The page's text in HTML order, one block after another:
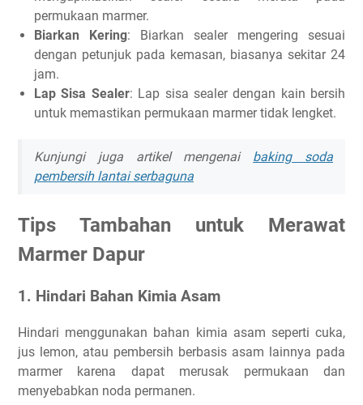
permukaan marmer.
Biarkan Kering: Biarkan sealer mengering sesuai
dengan petunjuk pada kemasan, biasanya sekitar 24
jam.
Lap Sisa Sealer: Lap sisa sealer dengan kain bersih
untuk memastikan permukaan marmer tidak lengket.
Kunjungi juga artikel mengenai baking soda
pembersih lantai serbaguna
Tips Tambahan untuk Merawat
Marmer Dapur
1. Hindari Bahan Kimia Asam
Hindari menggunakan bahan kimia asam seperti cuka,
jus lemon, atau pembersih berbasis asam lainnya pada
marmer karena dapat merusak permukaan dan
menyebabkan noda permanen.